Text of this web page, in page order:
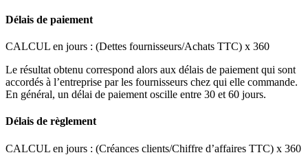
Délais de paiement
CALCUL en jours : (Dettes fournisseurs/Achats TTC) x 360
Le résultat obtenu correspond alors aux délais de paiement qui sont
accordés à l’entreprise par les fournisseurs chez qui elle commande.
En général, un délai de paiement oscille entre 30 et 60 jours.
Délais de règlement
CALCUL en jours : (Créances clients/Chiffre d’affaires TTC) x 360